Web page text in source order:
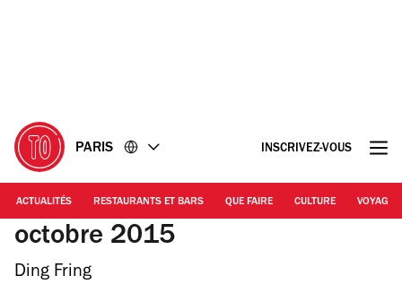
PARIS INSCRIVEZ-VOUS
ACTUALITÉS RESTAURANTS ET BARS QUE FAIRE CULTURE VOYAGE
octobre 2015
Ding Fring